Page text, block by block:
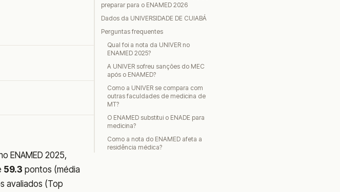
ENAMED 2025,
59.3 pontos (média
avaliados (Top
preparar para o ENAMED 2026
Dados da UNIVERSIDADE DE CUIABÁ
Perguntas frequentes
Qual foi a nota da UNIVER no
ENAMED 2025?
A UNIVER sofreu sanções do MEC
após o ENAMED?
Como a UNIVER se compara com
outras faculdades de medicina de
MT?
O ENAMED substitui o ENADE para
medicina?
Como a nota do ENAMED afeta a
residência médica?